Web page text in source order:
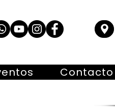
Contacto